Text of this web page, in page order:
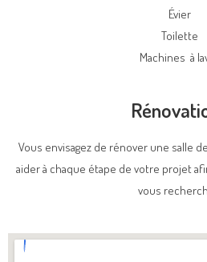
Évier
Toilette
Machines à
Vous envisagez de rénover une salle
aider à chaque étape de votre projet
vous